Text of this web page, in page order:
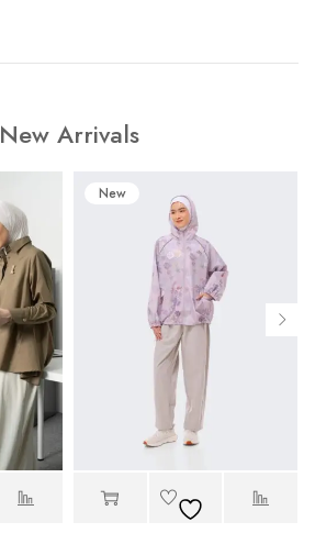
New Arrivals
New